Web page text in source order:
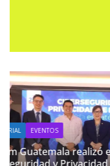
EMPRESARIAL
Siemens